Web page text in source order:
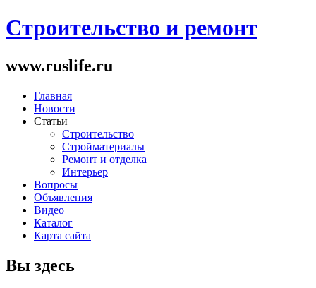
Строительство и ремонт
www.ruslife.ru
Главная
Новости
Статьи
Строительство
Стройматериалы
Ремонт и отделка
Интерьер
Вопросы
Объявления
Видео
Каталог
Карта сайта
Вы здесь